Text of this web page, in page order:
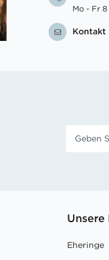
Mo - Fr 8
Kontakt
Unsere
Eheringe